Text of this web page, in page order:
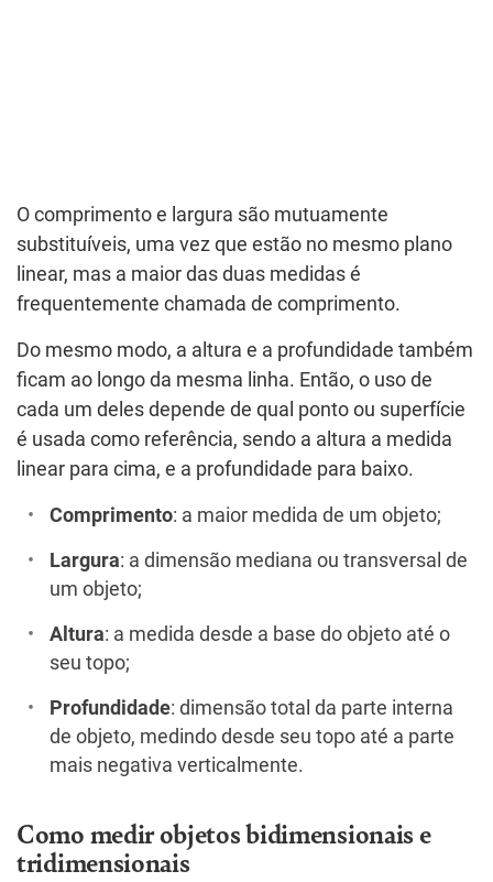
O comprimento e largura são mutuamente
substituíveis, uma vez que estão no mesmo plano
linear, mas a maior das duas medidas é
frequentemente chamada de comprimento.
Do mesmo modo, a altura e a profundidade também
ficam ao longo da mesma linha. Então, o uso de
cada um deles depende de qual ponto ou superfície
é usada como referência, sendo a altura a medida
linear para cima, e a profundidade para baixo.
Comprimento: a maior medida de um objeto;
Largura: a dimensão mediana ou transversal de
um objeto;
Altura: a medida desde a base do objeto até o
seu topo;
Profundidade: dimensão total da parte interna
de objeto, medindo desde seu topo até a parte
mais negativa verticalmente.
Como medir objetos bidimensionais e
tridimensionais